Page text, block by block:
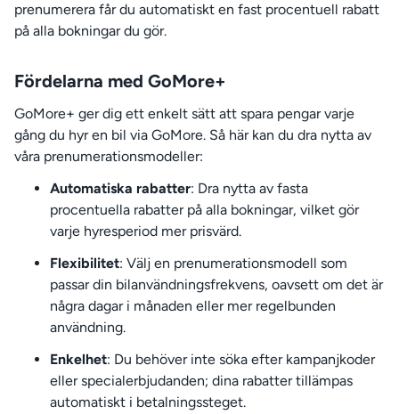
prenumerera får du automatiskt en fast procentuell rabatt
på alla bokningar du gör.
Fördelarna med GoMore+
GoMore+ ger dig ett enkelt sätt att spara pengar varje
gång du hyr en bil via GoMore. Så här kan du dra nytta av
våra prenumerationsmodeller:
Automatiska rabatter: Dra nytta av fasta
procentuella rabatter på alla bokningar, vilket gör
varje hyresperiod mer prisvärd.
Flexibilitet: Välj en prenumerationsmodell som
passar din bilanvändningsfrekvens, oavsett om det är
några dagar i månaden eller mer regelbunden
användning.
Enkelhet: Du behöver inte söka efter kampanjkoder
eller specialerbjudanden; dina rabatter tillämpas
automatiskt i betalningssteget.